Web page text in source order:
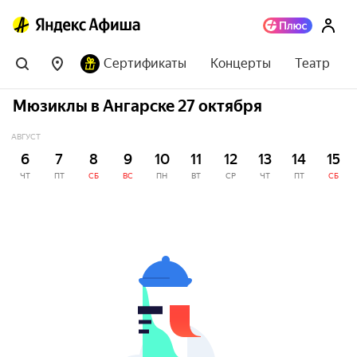
Сертификаты Концерты Театр
Мюзиклы в Ангарске 27 октября
АВГУСТ
6
ЧТ
7
ПТ
8
СБ
9
ВС
10
ПН
11
ВТ
12
СР
13
ЧТ
14
ПТ
15
СБ